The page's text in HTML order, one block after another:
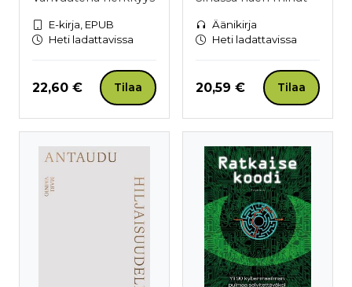
E-kirja, EPUB
Heti ladattavissa
Hinta nyt
22,60 € Tilaa
Äänikirja
Heti ladattavissa
Hinta nyt
20,59 € Tilaa